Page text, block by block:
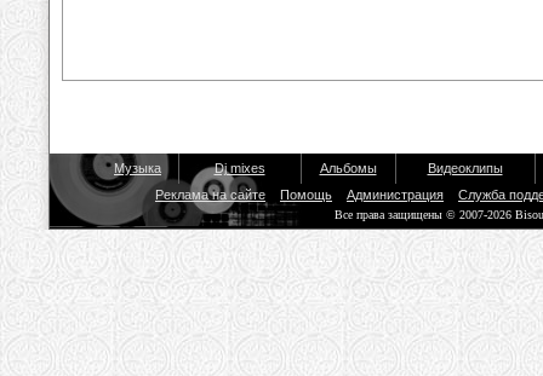
Музыка Dj mixes Альбомы
Видеоклипы
Реклама на сайте
Помощь Администрация Служба
Все права защищены © 2007-2026